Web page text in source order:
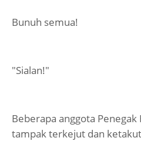
Bunuh semua!
"Sialan!"
Beberapa anggota
tampak terkejut dan